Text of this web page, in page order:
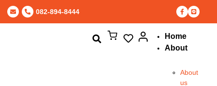
082-894-8444
Home
About
About
us